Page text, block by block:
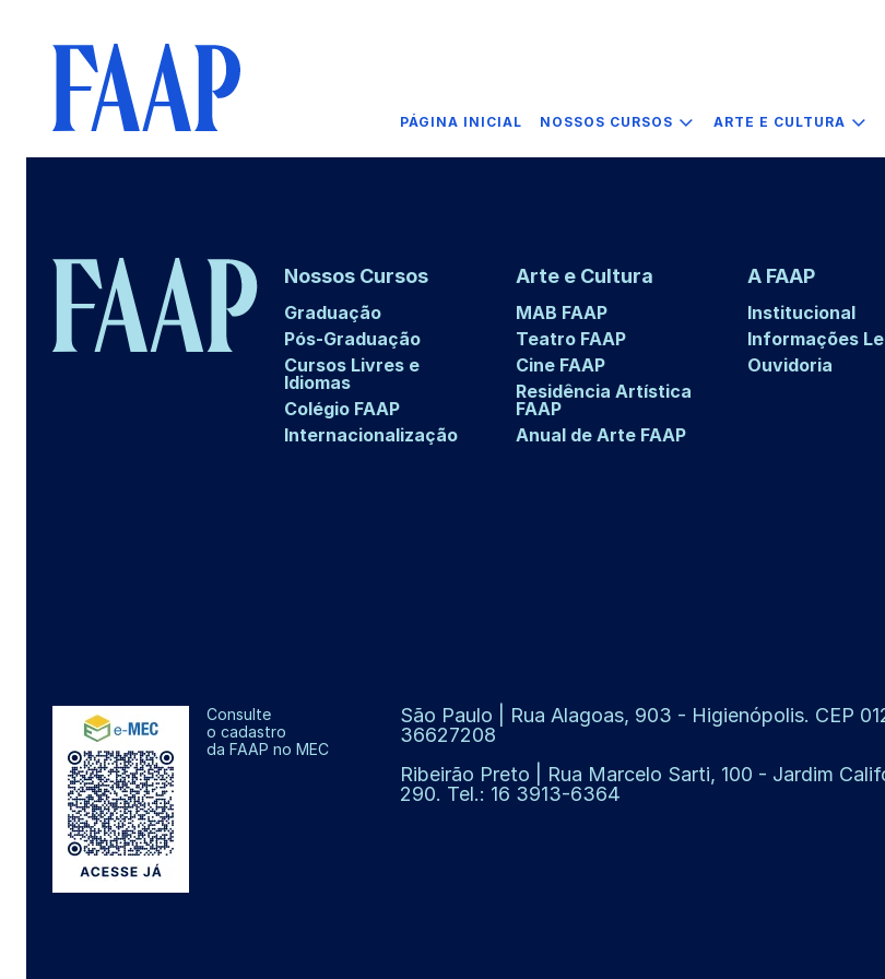
PÁGINA INICIAL NOSSOS CURSOS ARTE E CULTURA
Nossos Cursos
Graduação
Pós-Graduação
Cursos Livres e
Idiomas
Colégio FAAP
Internacionalização
Arte e Cultura
MAB FAAP
Teatro FAAP
Cine FAAP
Residência Artística
FAAP
Anual de Arte FAAP
A FAAP
Institucional
Informações
Ouvidoria
Consulte
o cadastro
da FAAP no MEC
São Paulo | Rua Alagoas, 903 - Higienópolis. CEP
36627208
Ribeirão Preto | Rua Marcelo Sarti, 100 - Jardim
290. Tel.: 16 3913-6364